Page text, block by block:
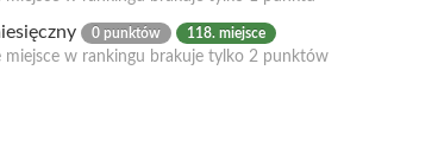
0 punktów 118. miejsce
miejsce w rankingu brakuje tylko 2 punktów